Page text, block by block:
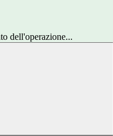
dell'operazione...